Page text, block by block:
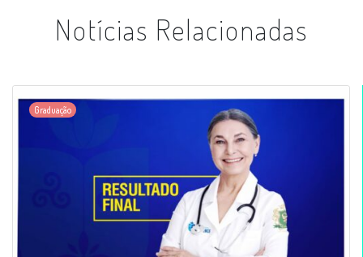
Notícias Relacionadas
Graduação